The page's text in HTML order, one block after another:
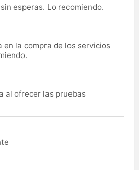
esperas. Lo recomiendo.
en la compra de los servicios
al ofrecer las pruebas